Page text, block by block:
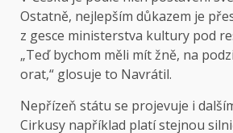
Ostatně, nejlepším důkazem je
z gesce ministerstva kultury pod
„Teď bychom měli mít žně, na
orat,“ glosuje to Navrátil.
Nepřízeň státu se projevuje i
Cirkusy například platí stejnou